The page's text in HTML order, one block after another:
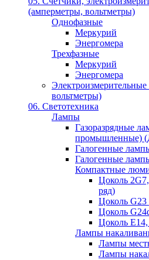
(амперметры, вольтметры)
Однофазные
Меркурий
Энергомера
Трехфазные
Меркурий
Энергомера
вольтметры)
06. Светотехника
Лампы
Газоразрядные
промышленные)
Галогенные
Галогенные
Компактные
Цоколь
ряд)
Цоколь
Цоколь
Цоколь
Лампы
Лампы
Лампы